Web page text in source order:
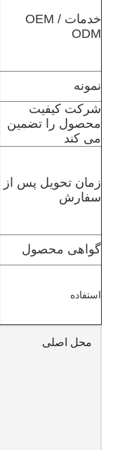
خدمات OEM /
ODM
نمونه
شرکت کیفیت
محصول را تضمین
می کند
زمان تحویل پس از
سفارش
گواهی محصول
استفاده
محل اصلی